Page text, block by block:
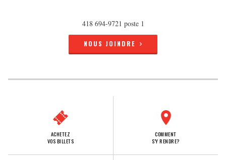
418 694-9721 poste 1
NOUS JOINDRE
ACHETEZ
VOS BILLETS
COMMENT
S'Y RENDRE?